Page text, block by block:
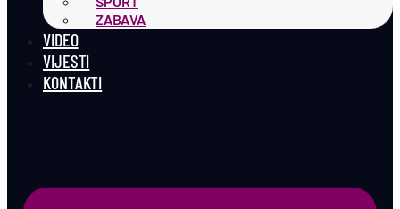
ZABAVA
VIDEO
VIJESTI
KONTAKTI